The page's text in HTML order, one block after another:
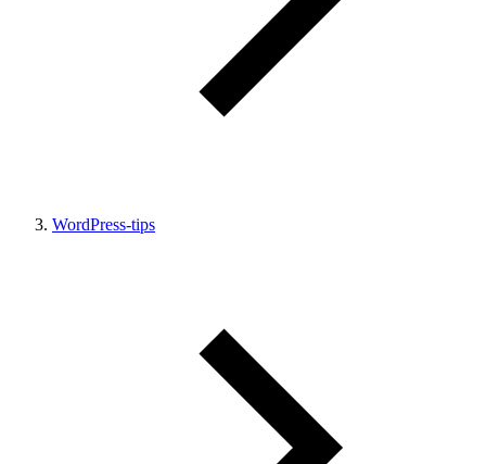
WordPress-tips